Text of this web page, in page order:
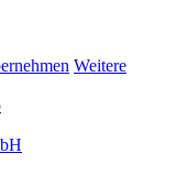
Weitere